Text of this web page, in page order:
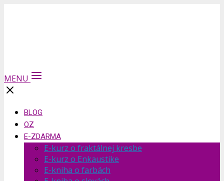
MENU
BLOG
OZ
E-ZDARMA
E-kurz o fraktálnej kresbe
E-kurz o Enkaustike
E-kniha o farbách